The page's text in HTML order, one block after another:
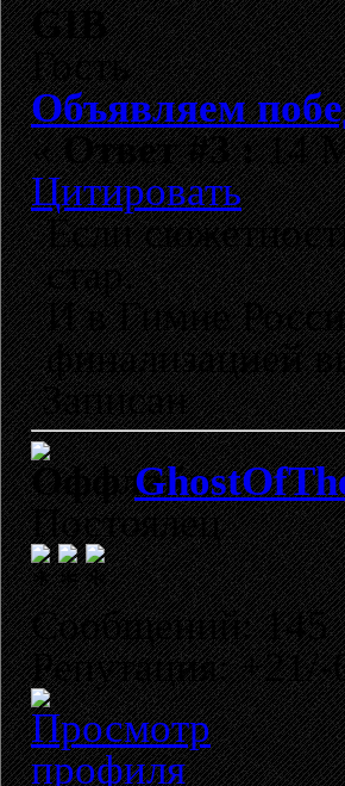
GIB
Гость
Объявляем
«Ответ #3 :14
Цитировать
Если
стар.
И в Гимне
финализацией
Записан
Постоялец
Сообщений: 145
Репутация: +21/-